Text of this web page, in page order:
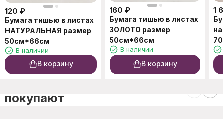
120 ₽
Бумага тишью в листах
НАТУРАЛЬНАЯ размер
50см*66см
В наличии
В корзину
160 ₽
Бумага тишью в листах
ЗОЛОТО размер
50см*66см
В наличии
В корзину
1
покупают